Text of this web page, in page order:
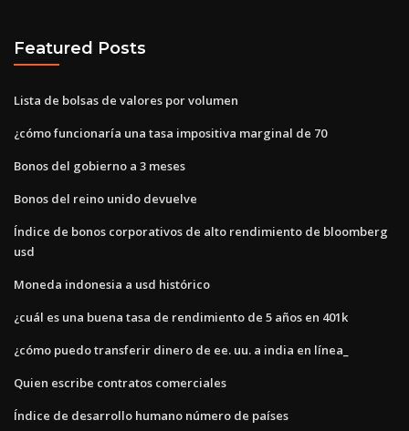
Featured Posts
Lista de bolsas de valores por volumen
¿cómo funcionaría una tasa impositiva marginal de 70
Bonos del gobierno a 3 meses
Bonos del reino unido devuelve
Índice de bonos corporativos de alto rendimiento de bloomberg
usd
Moneda indonesia a usd histórico
¿cuál es una buena tasa de rendimiento de 5 años en 401k
¿cómo puedo transferir dinero de ee. uu. a india en línea_
Quien escribe contratos comerciales
Índice de desarrollo humano número de países